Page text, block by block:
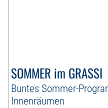
SOMMER im GRASSI
Buntes Sommer-
Innenräumen